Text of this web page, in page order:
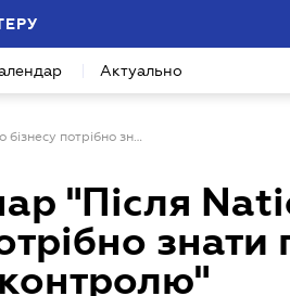
Актуально
Безкоштовний вебінар "Після National FINMON Forum: що бізнесу потрібно знати про нову логіку фінансового контролю"
"Після
знати